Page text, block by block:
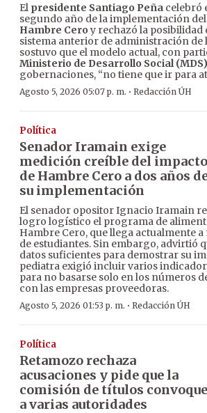
El presidente Santiago Peña celebró
segundo año de la implementación del
Hambre Cero y rechazó la posibilidad
sistema anterior de administración de
sostuvo que el modelo actual, con
Ministerio de Desarrollo Social (MDS)
gobernaciones, “no tiene que ir para
Agosto 5, 2026 05:07 p. m. · Redacción ÚH
Política
Senador Iramain exige
medición creíble del impacto
de Hambre Cero a dos años
su implementación
El senador opositor Ignacio Iramain
logro logístico el programa de
Hambre Cero, que llega actualmente
de estudiantes. Sin embargo, advirtió
datos suficientes para demostrar su
pediatra exigió incluir varios
para no basarse solo en los números
con las empresas proveedoras.
Agosto 5, 2026 01:53 p. m. · Redacción ÚH
Política
Retamozo rechaza
acusaciones y pide que la
comisión de títulos convoque
a varias autoridades